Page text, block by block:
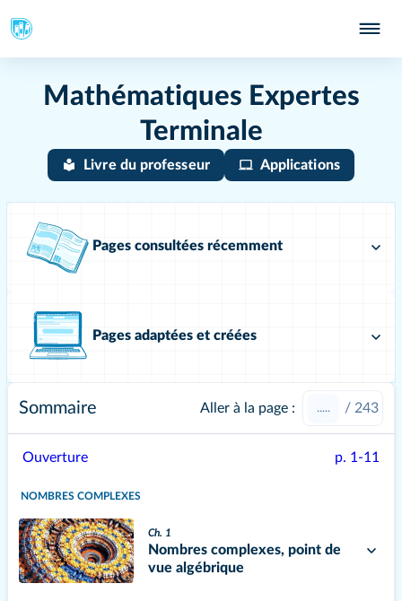
Mathématiques Expertes
Terminale
Livre du professeur Applications
Pages consultées récemment
Pages adaptées et créées
Sommaire Aller à la page : / 243
Ouverture p. 1-11
NOMBRES COMPLEXES
Ch. 1
Nombres complexes, point de
vue algébrique